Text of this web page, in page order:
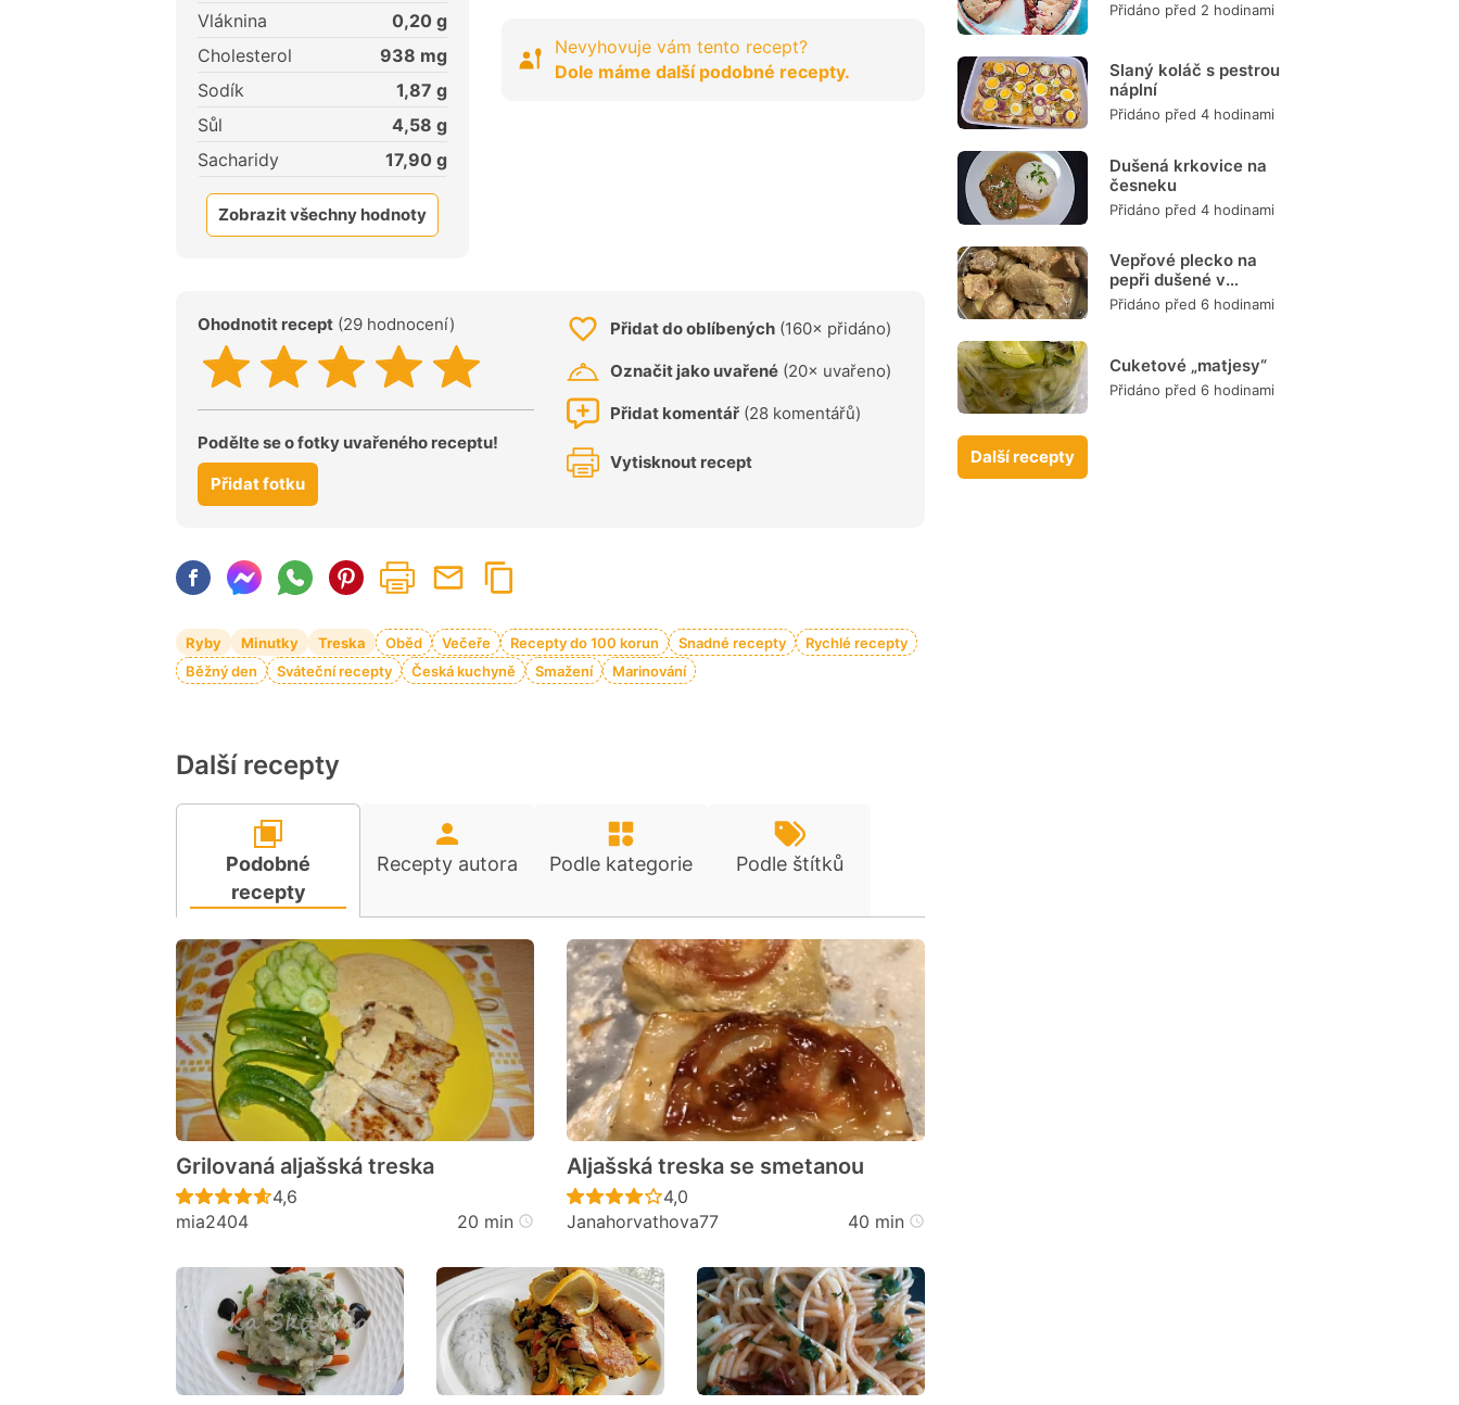
Vláknina
0,20 g
Cholesterol
938 mg
Sodík
1,87 g
Sůl
4,58 g
Sacharidy
17,90 g
Zobrazit všechny hodnoty
Nevyhovuje vám tento recept?
Dole máme další podobné recepty.
Ohodnotit recept (29 hodnocení)
Podělte se o fotky uvařeného receptu!
Přidat fotku
Přidat do oblíbených (160× přidáno)
Označit jako uvařené (20× uvařeno)
Přidat komentář (28 komentářů)
Vytisknout recept
Ryby Minutky Treska Oběd Večeře Recepty do 100 korun Snadné recepty
Rychlé recepty
Běžný den
Sváteční recepty Česká kuchyně Smažení Marinování
Další recepty
Podobné
recepty
Recepty autora Podle kategorie Podle štítků
Grilovaná aljašská treska
Recept ještě nebyl hodnocen
4,6
mia2404
20 min
Aljašská treska se smetanou
Recept ještě nebyl hodnocen
4,0
Janahorvathova77
40 min
Přidáno před 2 hodinami
Slaný koláč s pestrou
náplní
Přidáno před 4 hodinami
Dušená krkovice na
česneku
Přidáno před 4 hodinami
Vepřové plecko na
pepři dušené v
remosce
Přidáno před 6 hodinami
Cuketové „matjesy“
Přidáno před 6 hodinami
Další recepty